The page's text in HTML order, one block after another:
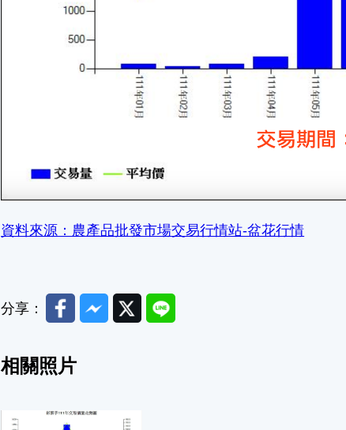
資料來源：農產品批發市場交易行情站-盆花行情
分享： FacebookMessenger
TwitterLine
相關照片